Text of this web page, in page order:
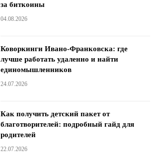
за биткоины
04.08.2026
Коворкинги Ивано-Франковска: где
лучше работать удаленно и найти
единомышленников
24.07.2026
Как получить детский пакет от
благотворителей: подробный гайд для
родителей
22.07.2026